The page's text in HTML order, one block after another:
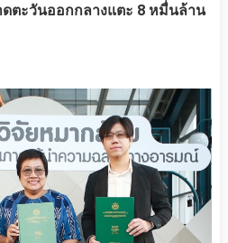
ตะวันออกกลางแตะ 8 หมื่นล้าน